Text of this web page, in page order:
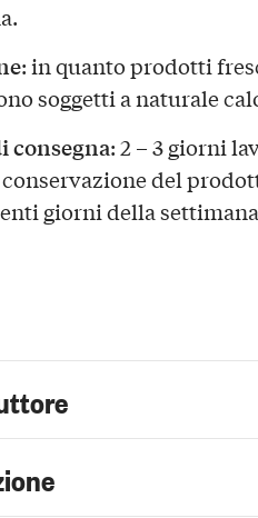
: in quanto prodotti
soggetti a naturale
consegna: 2 – 3 giorni
del
giorni della